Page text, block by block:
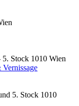
5. Stock 1010 Wien
5. Stock 1010